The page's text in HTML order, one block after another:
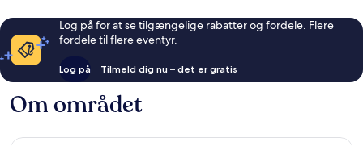
Log på for at se tilgængelige rabatter og fordele. Flere
fordele til flere eventyr.
Log på Tilmeld dig nu – det er gratis
Om området